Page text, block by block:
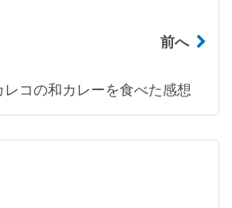
前へ
コの和カレーを食べた感想